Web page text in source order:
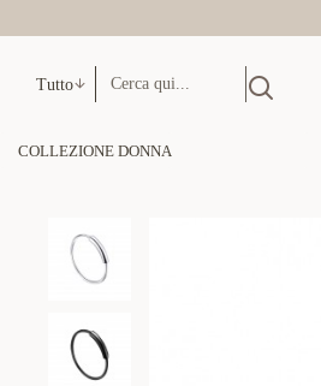
Tutto
COLLEZIONE DONNA